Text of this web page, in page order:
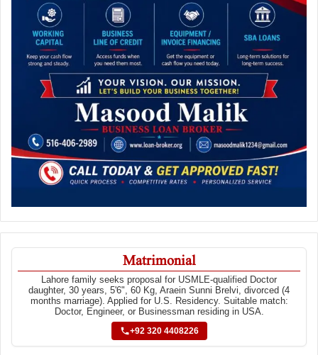
Matrimonial
Lahore family seeks proposal for USMLE-qualified Doctor
daughter, 30 years, 5'6", 60 Kg, Araein Sunni Brelvi, divorced (4
months marriage). Applied for U.S. Residency. Suitable match:
Doctor, Engineer, or Businessman residing in USA.
+92 320 4408226